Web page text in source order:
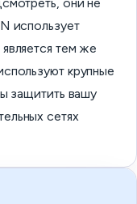
использует
тем же
крупные
защитить вашу
сетях